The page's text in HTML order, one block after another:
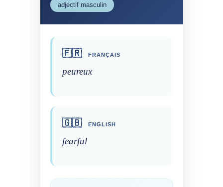
adjectif masculin
🇫🇷 FRANÇAIS
peureux
🇬🇧 ENGLISH
fearful